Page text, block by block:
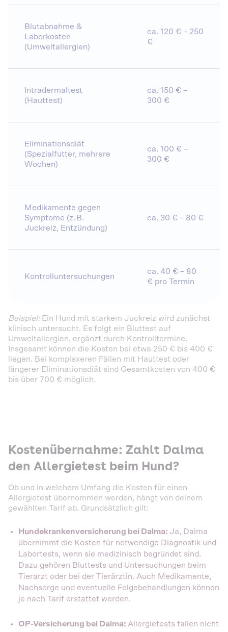
Blutabnahme &
Laborkosten
(Umweltallergien)
ca. 120 € – 250
€
Intradermaltest
(Hauttest)
ca. 150 € –
300 €
Eliminationsdiät
(Spezialfutter, mehrere
Wochen)
ca. 100 € –
300 €
Medikamente gegen
Symptome (z. B.
Juckreiz, Entzündung)
ca. 30 € – 80 €
Kontrolluntersuchungen
ca. 40 € – 80
€ pro Termin
Beispiel:Ein Hund mit starkem Juckreiz wird zunächst
klinisch untersucht. Es folgt ein Bluttest auf
Umweltallergien, ergänzt durch Kontrolltermine.
Insgesamt können die Kosten bei etwa 250 € bis 400 €
liegen. Bei komplexeren Fällen mit Hauttest oder
längerer Eliminationsdiät sind Gesamtkosten von 400 €
bis über 700 € möglich.
Kostenübernahme: Zahlt Dalma
den Allergietest beim Hund?
Ob und in welchem Umfang die Kosten für einen
Allergietest übernommen werden, hängt von deinem
gewählten Tarif ab. Grundsätzlich gilt:
Hundekrankenversicherung bei Dalma: Ja, Dalma
übernimmt die Kosten für notwendige Diagnostik und
Labortests, wenn sie medizinisch begründet sind.
Dazu gehören Bluttests und Untersuchungen beim
Tierarzt oder bei der Tierärztin. Auch Medikamente,
Nachsorge und eventuelle Folgebehandlungen können
je nach Tarif erstattet werden.
OP-Versicherung bei Dalma: Allergietests fallen nicht